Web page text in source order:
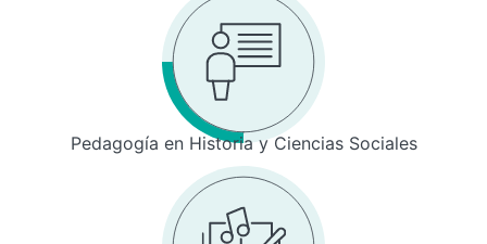
Pedagogía en Historia y Ciencias Sociales